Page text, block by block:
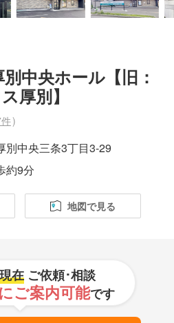
中央ホール【旧：
厚別】
)
別中央三条3丁目3-29
約9分
地図で見る
在ご依頼･相談
ご案内可能です